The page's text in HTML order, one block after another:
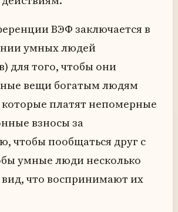
ВЭФ заключается в
умных людей
для того, чтобы они
вещи богатым людям
платят непомерные
взносы за
чтобы пообщаться друг с
умные люди несколько
что воспринимают их